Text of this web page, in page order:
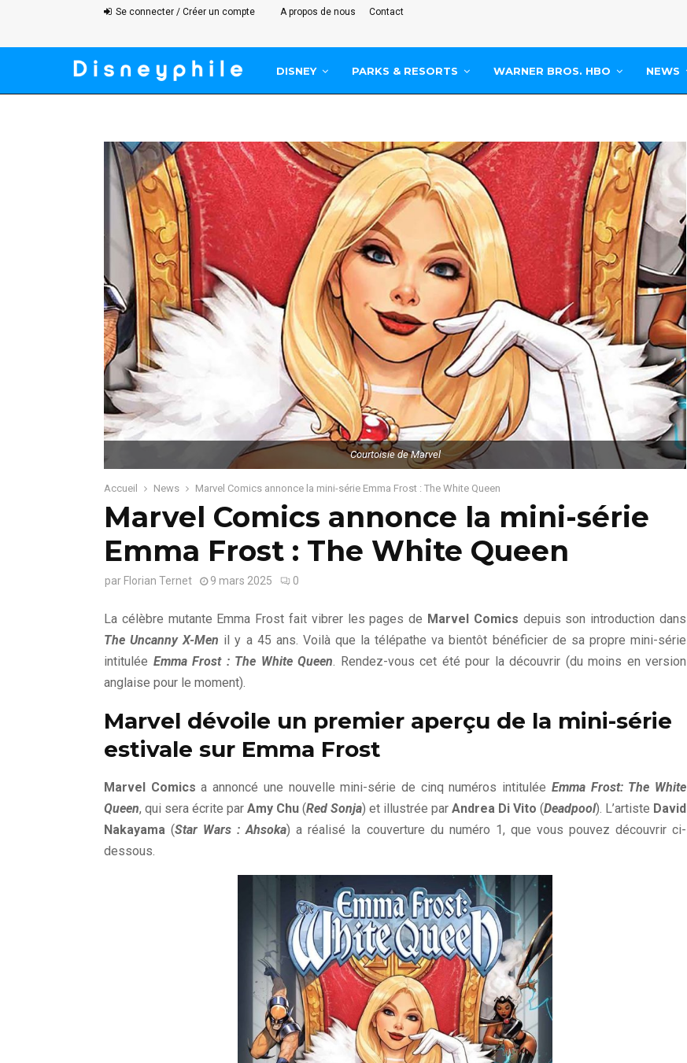
Se connecter / Créer un compte A propos de nous Contact
DISNEY PARKS & RESORTS WARNER BROS. HBO NEWS
Courtoisie de Marvel
Accueil News Marvel Comics annonce la mini-série Emma Frost : The White Queen
Marvel Comics annonce la mini-série
Emma Frost : The White Queen
par Florian Ternet 9 mars 2025 0
La célèbre mutante Emma Frost fait vibrer les pages de Marvel Comics depuis son introduction dans
The Uncanny X-Men il y a 45 ans. Voilà que la télépathe va bientôt bénéficier de sa propre mini-série
intitulée Emma Frost : The White Queen. Rendez-vous cet été pour la découvrir (du moins en version
anglaise pour le moment).
Marvel dévoile un premier aperçu de la mini-série
estivale sur Emma Frost
Marvel Comics a annoncé une nouvelle mini-série de cinq numéros intitulée Emma Frost: The White
Queen, qui sera écrite par Amy Chu (Red Sonja) et illustrée par Andrea Di Vito (Deadpool). L’artiste David
Nakayama (Star Wars : Ahsoka) a réalisé la couverture du numéro 1, que vous pouvez découvrir ci-
dessous.